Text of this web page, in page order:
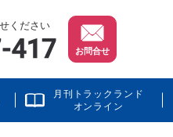
ください
お問合せ
月刊トラックランド
オンライン